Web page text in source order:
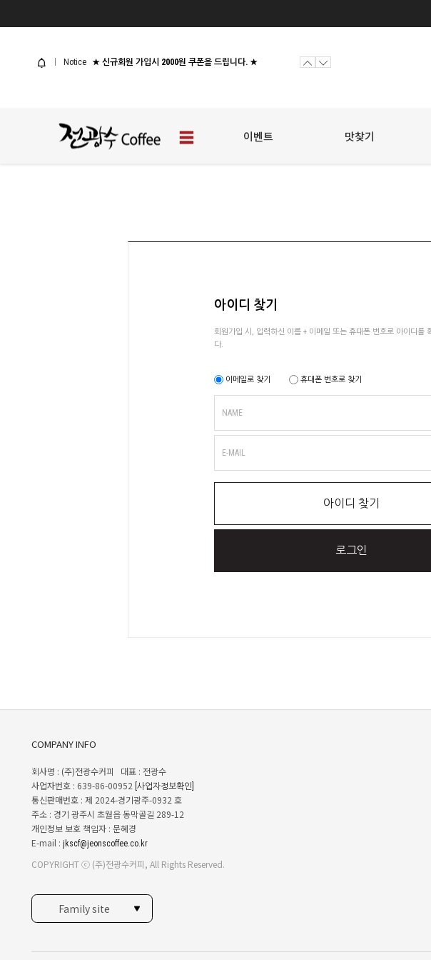
Notice
★ 신규회원 가입시 2000원 쿠폰을 드립니다. ★
이벤트 맛찾기
아이디 찾기
회원가입 시, 입력하신 이름 + 이메일 또는 휴대폰 번호로 아이디를
다.
이메일로 찾기 휴대폰 번호로 찾기
NAME
E-MAIL
아이디 찾기
로그인
COMPANY INFO
회사명 : (주)전광수커피 대표 : 전광수
사업자번호 : 639-86-00952 [사업자정보확인]
통신판매번호 : 제 2024-경기광주-0932 호
주소 : 경기 광주시 초월읍 동막골길 289-12
개인정보 보호 책임자 : 문혜경
E-mail : jkscf@jeonscoffee.co.kr
COPYRIGHT ⓒ (주)전광수커피, All Rights Reserved.
Family site